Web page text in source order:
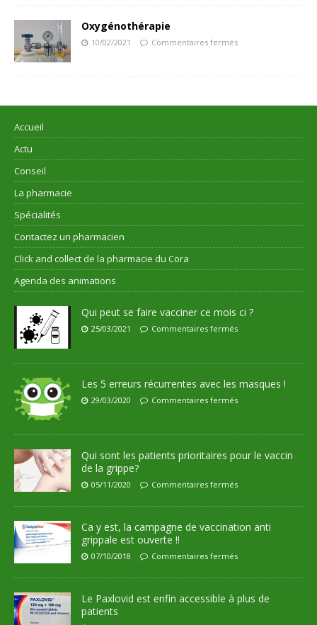
Oxygénothérapie
10/02/2021 Commentaires fermés
Accueil
Actu
Conseil
La pharmacie
Spécialités
Contactez un pharmacien
Click and collect de la pharmacie du Cora
Agenda des animations
Qui peut se faire vacciner ce mois ci ?
25/03/2021 Commentaires fermés
Les 5 erreurs récurrentes avec les masques !
29/03/2020 Commentaires fermés
Qui sont les patients prioritaires pour le vaccin
de la grippe?
05/11/2020 Commentaires fermés
Ca y est, la campagne de vaccination anti
grippale est ouverte !!
07/10/2018 Commentaires fermés
Le Paxlovid est enfin accessible à plus de
patients